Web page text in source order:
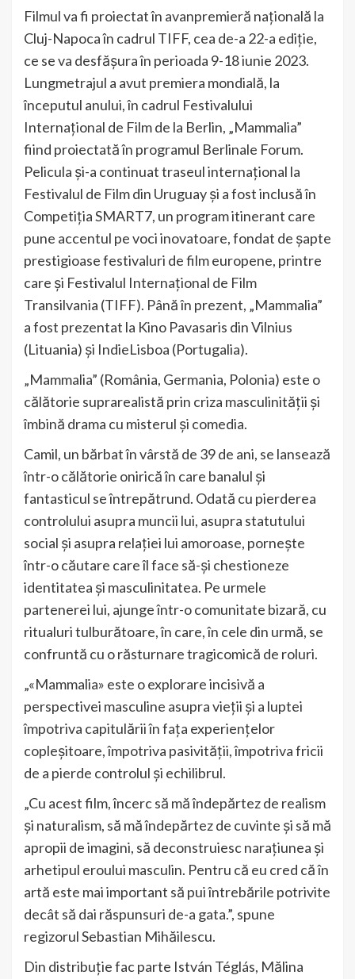
Filmul va fi proiectat în avanpremieră națională la
Cluj-Napoca în cadrul TIFF, cea de-a 22-a ediție,
ce se va desfășura în perioada 9-18 iunie 2023.
Lungmetrajul a avut premiera mondială, la
începutul anului, în cadrul Festivalului
Internațional de Film de la Berlin, „Mammalia”
fiind proiectată în programul Berlinale Forum.
Pelicula și-a continuat traseul internațional la
Festivalul de Film din Uruguay și a fost inclusă în
Competiția SMART7, un program itinerant care
pune accentul pe voci inovatoare, fondat de șapte
prestigioase festivaluri de film europene, printre
care și Festivalul Internațional de Film
Transilvania (TIFF). Până în prezent, „Mammalia”
a fost prezentat la Kino Pavasaris din Vilnius
(Lituania) și IndieLisboa (Portugalia).
„Mammalia” (România, Germania, Polonia) este o
călătorie suprarealistă prin criza masculinității și
îmbină drama cu misterul și comedia.
Camil, un bărbat în vârstă de 39 de ani, se lansează
într-o călătorie onirică în care banalul și
fantasticul se întrepătrund. Odată cu pierderea
controlului asupra muncii lui, asupra statutului
social și asupra relației lui amoroase, pornește
într-o căutare care îl face să-și chestioneze
identitatea și masculinitatea. Pe urmele
partenerei lui, ajunge într-o comunitate bizară, cu
ritualuri tulburătoare, în care, în cele din urmă, se
confruntă cu o răsturnare tragicomică de roluri.
„«Mammalia» este o explorare incisivă a
perspectivei masculine asupra vieții și a luptei
împotriva capitulării în fața experiențelor
copleșitoare, împotriva pasivității, împotriva fricii
de a pierde controlul și echilibrul.
„Cu acest film, încerc să mă îndepărtez de realism
și naturalism, să mă îndepărtez de cuvinte și să mă
apropii de imagini, să deconstruiesc narațiunea și
arhetipul eroului masculin. Pentru că eu cred că în
artă este mai important să pui întrebările potrivite
decât să dai răspunsuri de-a gata.”, spune
regizorul Sebastian Mihăilescu.
Din distribuție fac parte István Téglás, Mălina